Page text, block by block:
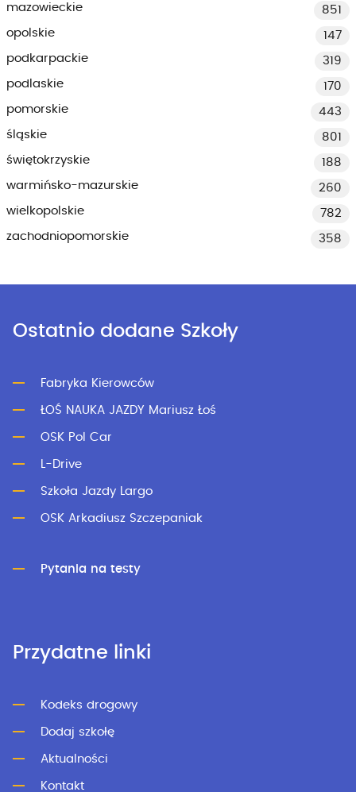
mazowieckie
851
opolskie
147
podkarpackie
319
podlaskie
170
pomorskie
443
śląskie
801
świętokrzyskie
188
warmińsko-mazurskie
260
wielkopolskie
782
zachodniopomorskie
358
Ostatnio dodane Szkoły
Fabryka Kierowców
ŁOŚ NAUKA JAZDY Mariusz Łoś
OSK Pol Car
L-Drive
Szkoła Jazdy Largo
OSK Arkadiusz Szczepaniak
Pytania na testy
Przydatne linki
Kodeks drogowy
Dodaj szkołę
Aktualności
Kontakt